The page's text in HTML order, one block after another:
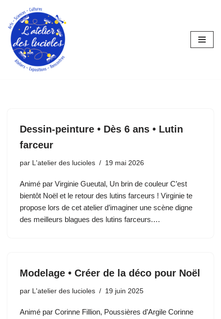
Aller
au
contenu
Dessin-peinture • Dès 6 ans • Lutin
farceur
par L'atelier des lucioles 19 mai 2026
Animé par Virginie Gueutal, Un brin de couleur C’est
bientôt Noël et le retour des lutins farceurs ! Virginie te
propose lors de cet atelier d’imaginer une scène digne
des meilleurs blagues des lutins farceurs.…
Modelage • Créer de la déco pour Noël
par L'atelier des lucioles 19 juin 2025
Animé par Corinne Fillion, Poussières d’Argile Corinne